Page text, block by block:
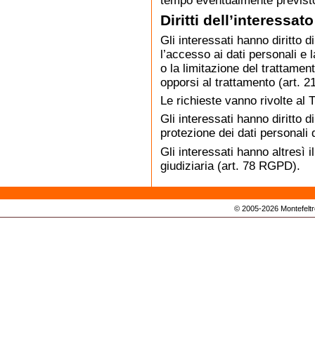
Diritti dell’interessato
Gli interessati hanno diritto
l’accesso ai dati personali
o la limitazione del
opporsi al trattamento (art.
Le richieste vanno rivolte al
Gli interessati hanno diritto
protezione dei dati personali
Gli interessati hanno altresì
giudiziaria (art. 78 RGPD).
© 2005-2026